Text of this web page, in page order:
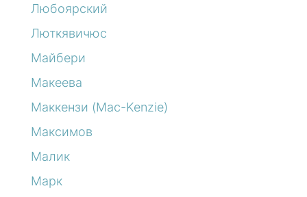
Любоярский
Люткявичюс
Майбери
Макеева
Маккензи (Mac-Kenzie)
Максимов
Малик
Марк